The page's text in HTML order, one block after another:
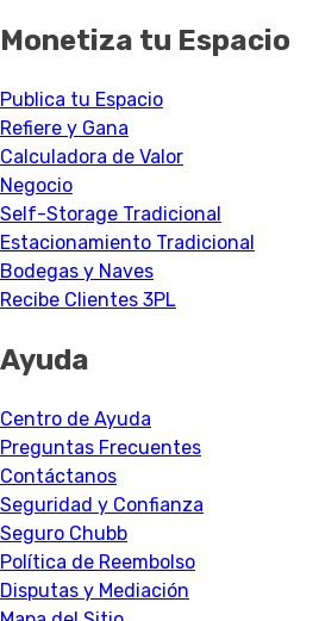
Monetiza tu Espacio
Publica tu Espacio
Refiere y Gana
Calculadora de Valor
Negocio
Self-Storage Tradicional
Estacionamiento Tradicional
Bodegas y Naves
Recibe Clientes 3PL
Ayuda
Centro de Ayuda
Preguntas Frecuentes
Contáctanos
Seguridad y Confianza
Seguro Chubb
Política de Reembolso
Disputas y Mediación